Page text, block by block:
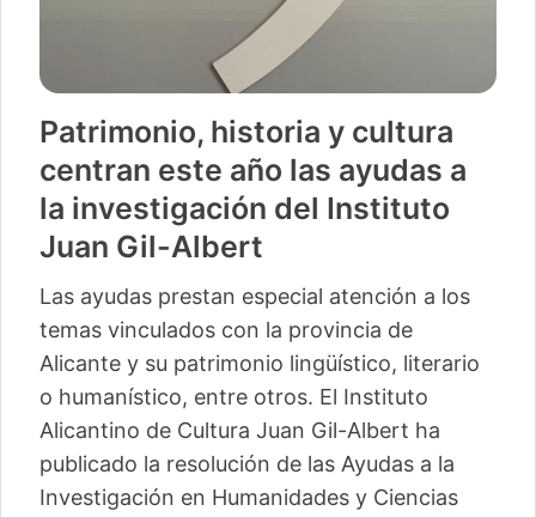
Patrimonio, historia y cultura
centran este año las ayudas a
la investigación del Instituto
Juan Gil-Albert
Las ayudas prestan especial atención a los
temas vinculados con la provincia de
Alicante y su patrimonio lingüístico, literario
o humanístico, entre otros. El Instituto
Alicantino de Cultura Juan Gil-Albert ha
publicado la resolución de las Ayudas a la
Investigación en Humanidades y Ciencias